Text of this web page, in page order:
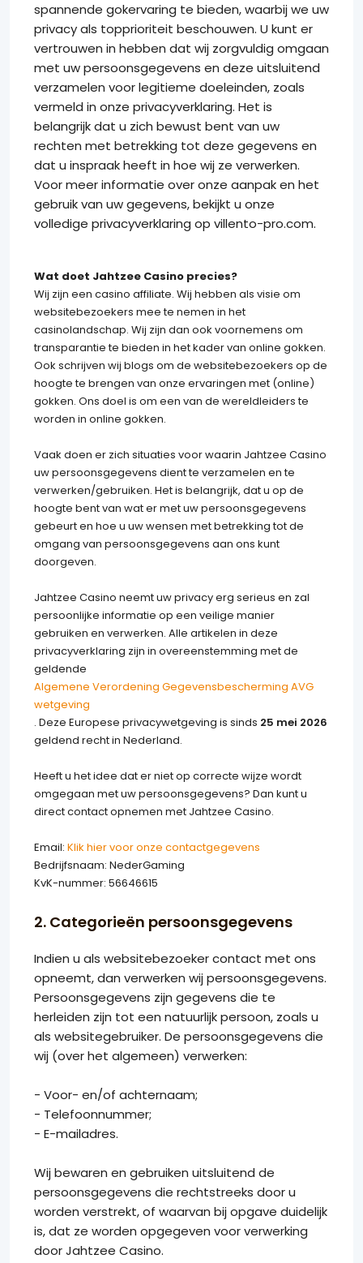
spannende gokervaring te bieden, waarbij we uw
privacy als topprioriteit beschouwen. U kunt er
vertrouwen in hebben dat wij zorgvuldig omgaan
met uw persoonsgegevens en deze uitsluitend
verzamelen voor legitieme doeleinden, zoals
vermeld in onze privacyverklaring. Het is
belangrijk dat u zich bewust bent van uw
rechten met betrekking tot deze gegevens en
dat u inspraak heeft in hoe wij ze verwerken.
Voor meer informatie over onze aanpak en het
gebruik van uw gegevens, bekijkt u onze
volledige privacyverklaring op villento-pro.com.
Wat doet Jahtzee Casino precies?
Wij zijn een casino affiliate. Wij hebben als visie om
websitebezoekers mee te nemen in het
casinolandschap. Wij zijn dan ook voornemens om
transparantie te bieden in het kader van online gokken.
Ook schrijven wij blogs om de websitebezoekers op de
hoogte te brengen van onze ervaringen met (online)
gokken. Ons doel is om een van de wereldleiders te
worden in online gokken.
Vaak doen er zich situaties voor waarin Jahtzee Casino
uw persoonsgegevens dient te verzamelen en te
verwerken/gebruiken. Het is belangrijk, dat u op de
hoogte bent van wat er met uw persoonsgegevens
gebeurt en hoe u uw wensen met betrekking tot de
omgang van persoonsgegevens aan ons kunt
doorgeven.
Jahtzee Casino neemt uw privacy erg serieus en zal
persoonlijke informatie op een veilige manier
gebruiken en verwerken. Alle artikelen in deze
privacyverklaring zijn in overeenstemming met de
geldende
Algemene Verordening Gegevensbescherming AVG
wetgeving
. Deze Europese privacywetgeving is sinds 25 mei 2026
geldend recht in Nederland.
Heeft u het idee dat er niet op correcte wijze wordt
omgegaan met uw persoonsgegevens? Dan kunt u
direct contact opnemen met Jahtzee Casino.
Email: Klik hier voor onze contactgegevens
Bedrijfsnaam: NederGaming
KvK-nummer: 56646615
2. Categorieën persoonsgegevens
Indien u als websitebezoeker contact met ons
opneemt, dan verwerken wij persoonsgegevens.
Persoonsgegevens zijn gegevens die te
herleiden zijn tot een natuurlijk persoon, zoals u
als websitegebruiker. De persoonsgegevens die
wij (over het algemeen) verwerken:
- Voor- en/of achternaam;
- Telefoonnummer;
- E-mailadres.
Wij bewaren en gebruiken uitsluitend de
persoonsgegevens die rechtstreeks door u
worden verstrekt, of waarvan bij opgave duidelijk
is, dat ze worden opgegeven voor verwerking
door Jahtzee Casino.